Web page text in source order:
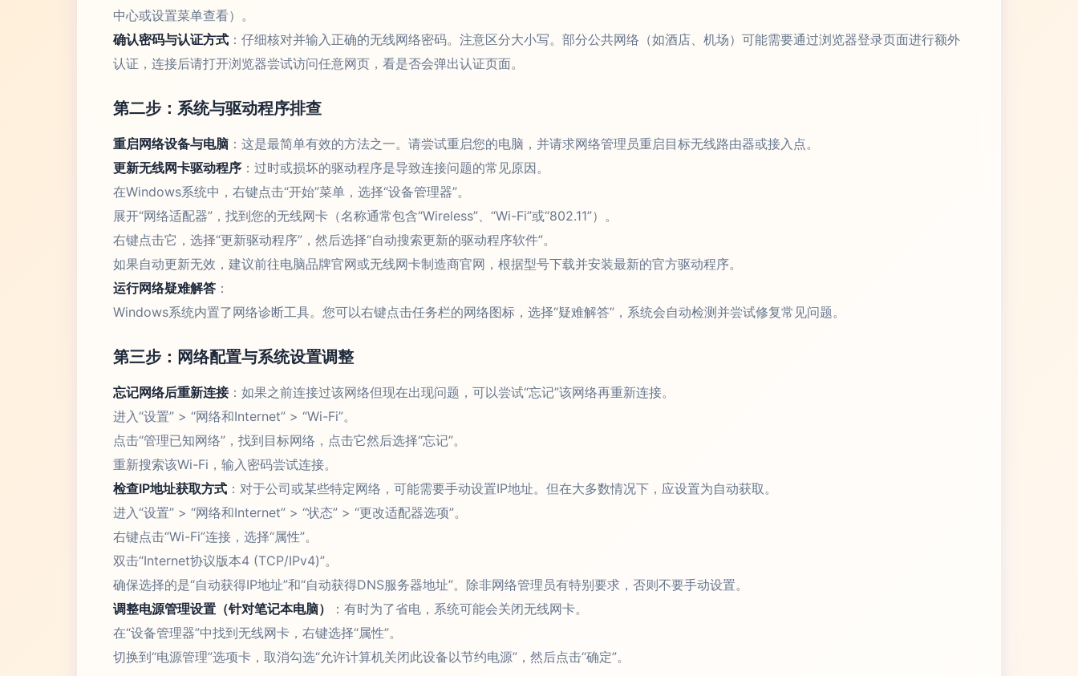
中心或设置菜单查看）。
确认密码与认证方式 ：仔细核对并输入正确的无线网络密码。注意区分大小写。部分公共网络（如酒店、机场）可能需要通过浏览器登录页面进行额外
认证，连接后请打开浏览器尝试访问任意网页，看是否会弹出认证页面。
第二步：系统与驱动程序排查
重启网络设备与电脑 ：这是最简单有效的方法之一。请尝试重启您的电脑，并请求网络管理员重启目标无线路由器或接入点。
更新无线网卡驱动程序 ：过时或损坏的驱动程序是导致连接问题的常见原因。
在Windows系统中，右键点击“开始”菜单，选择“设备管理器”。
展开“网络适配器”，找到您的无线网卡（名称通常包含“Wireless”、“Wi-Fi”或“802.11”）。
右键点击它，选择“更新驱动程序”，然后选择“自动搜索更新的驱动程序软件”。
如果自动更新无效，建议前往电脑品牌官网或无线网卡制造商官网，根据型号下载并安装最新的官方驱动程序。
运行网络疑难解答 ：
Windows系统内置了网络诊断工具。您可以右键点击任务栏的网络图标，选择“疑难解答”，系统会自动检测并尝试修复常见问题。
第三步：网络配置与系统设置调整
忘记网络后重新连接：如果之前连接过该网络但现在出现问题，可以尝试“忘记”该网络再重新连接。
进入“设置” > “网络和Internet” > “Wi-Fi”。
点击“管理已知网络”，找到目标网络，点击它然后选择“忘记”。
重新搜索该Wi-Fi，输入密码尝试连接。
检查IP地址获取方式 ：对于公司或某些特定网络，可能需要手动设置IP地址。但在大多数情况下，应设置为自动获取。
进入“设置” > “网络和Internet” > “状态” > “更改适配器选项”。
右键点击“Wi-Fi”连接，选择“属性”。
双击“Internet协议版本4 (TCP/IPv4)”。
确保选择的是“自动获得IP地址”和“自动获得DNS服务器地址”。除非网络管理员有特别要求，否则不要手动设置。
调整电源管理设置（针对笔记本电脑）
：有时为了省电，系统可能会关闭无线网卡。
在“设备管理器”中找到无线网卡，右键选择“属性”。
切换到“电源管理”选项卡，取消勾选“允许计算机关闭此设备以节约电源”，然后点击“确定”。